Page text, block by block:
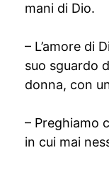
mani di Dio.
– L’amore di
suo sguardo
donna, con
– Preghiamo
in cui mai